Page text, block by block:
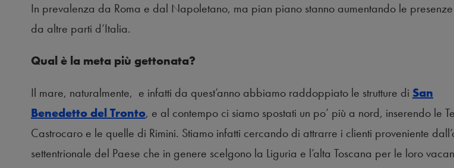
In prevalenza da Roma e dal Napoletano, ma pian piano stanno aumentando le
da altre parti d’Italia.
Qual è la meta più gettonata?
Il mare, naturalmente, e infatti da quest’anno abbiamo raddoppiato le strutture di San
Benedetto del Tronto, e al contempo ci siamo spostati un po’ più a nord, inserendo le
Castrocaro e le quelle di Rimini. Stiamo infatti cercando di attrarre i clienti proveniente
settentrionale del Paese che in genere scelgono la Liguria e l’alta Toscana per le loro